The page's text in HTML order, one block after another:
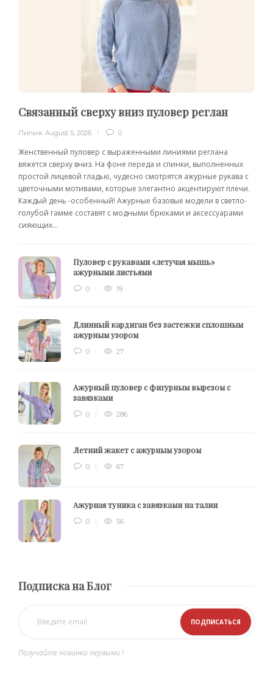
Связанный сверху вниз пуловер реглан
Лилия, August 5, 2026 0
Женственный пуловер с выраженными линиями реглана
вяжется сверху вниз. На фоне переда и спинки, выполненных
простой лицевой гладью, чудесно смотрятся ажурные рукава с
цветочными мотивами, которые элегантно акцентируют плечи.
Каждый день -особенный! Ажурные базовые модели в светло-
голубой гамме составят с модными брюками и аксессуарами
сияющих...
Пуловер с рукавами «летучая мышь»
ажурными листьями
0 19
Длинный кардиган без застежки сплошным
ажурным узором
0 27
Ажурный пуловер с фигурным вырезом с
завязками
0 286
Летний жакет с ажурным узором
0 67
Ажурная туника с завязками на талии
0 56
Подписка на Блог
Получайте новинки первыми !